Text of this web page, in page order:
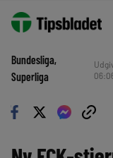
Bundesliga
Superliga